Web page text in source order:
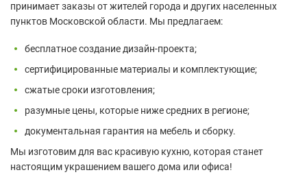
принимает заказы от жителей города и других населенных
пунктов Московской области. Мы предлагаем:
бесплатное создание дизайн-проекта;
сертифицированные материалы и комплектующие;
сжатые сроки изготовления;
разумные цены, которые ниже средних в регионе;
документальная гарантия на мебель и сборку.
Мы изготовим для вас красивую кухню, которая станет
настоящим украшением вашего дома или офиса!